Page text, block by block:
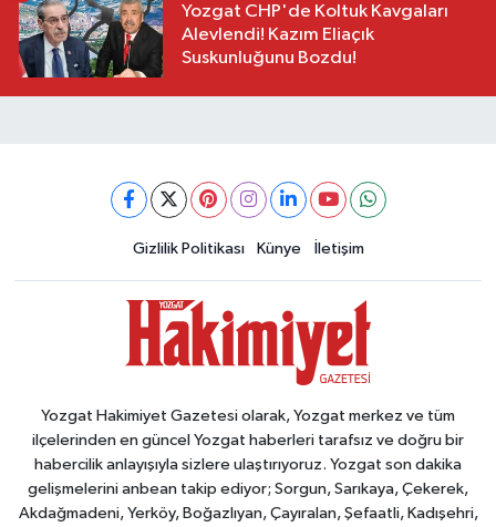
Yozgat CHP'de Koltuk Kavgaları
Alevlendi! Kazım Eliaçık
Suskunluğunu Bozdu!
Gizlilik Politikası Künye İletişim
Yozgat Hakimiyet Gazetesi olarak, Yozgat merkez ve tüm
ilçelerinden en güncel Yozgat haberleri tarafsız ve doğru bir
habercilik anlayışıyla sizlere ulaştırıyoruz. Yozgat son dakika
gelişmelerini anbean takip ediyor; Sorgun, Sarıkaya, Çekerek,
Akdağmadeni, Yerköy, Boğazlıyan, Çayıralan, Şefaatli, Kadışehri,